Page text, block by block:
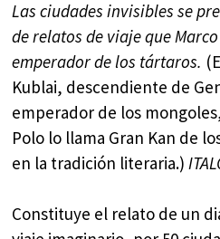
Las ciudades invisibles se
de relatos de viaje que
emperador de los tártaros.
Kublai, descendiente de
emperador de los
Polo lo llama Gran Kan de
en la tradición literaria.)
Constituye el relato de un